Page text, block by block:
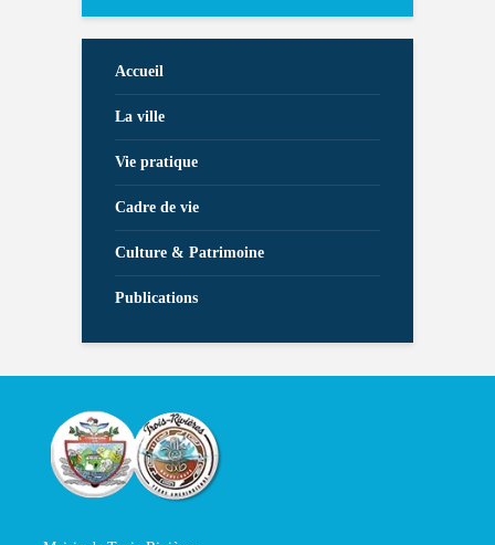
Accueil
La ville
Vie pratique
Cadre de vie
Culture & Patrimoine
Publications